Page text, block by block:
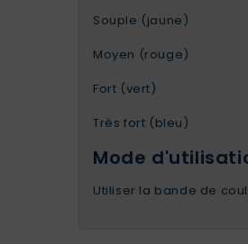
Souple (jaune)
Moyen (rouge)
Fort (vert)
Très fort (bleu)
Mode
Utiliser la bande de